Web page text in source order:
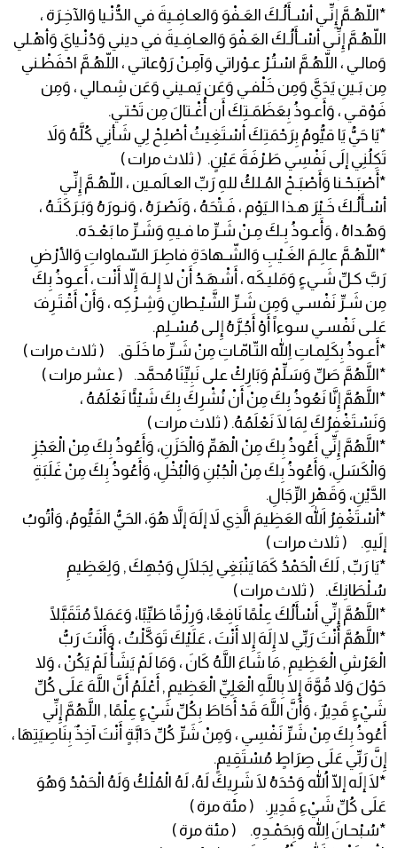
*اللّهُـمَّ إِنِّـي أسْـأَلُـكَ العَـفْوَ وَالعـافِـيةَ في الدُّنْـيا وَالآخِـرَة ،
اللّهُـمَّ إِنِّـي أسْـأَلُـكَ العَـفْوَ وَالعـافِـيةَ في ديني وَدُنْـيايَ وَأهْـلي
وَمالـي ، اللّهُـمَّ اسْتُـرْ عـوْراتي وَآمِـنْ رَوْعاتـي ، اللّهُـمَّ احْفَظْـني
مِن بَـينِ يَدَيَّ وَمِن خَلْفـي وَعَن يَمـيني وَعَن شِمـالي ، وَمِن
فَوْقـي ، وَأَعـوذُ بِعَظَمَـتِكَ أَن أُغْـتالَ مِن تَحْتـي.
*يَا حَيُّ يَا قيُّومُ بِرَحْمَتِكَ أسْتَغِيثُ أصْلِحْ لِي شَأنِي كُلَّهُ وَلاَ
تَكِلُنِي إلَى نَفْسِي طَـرْفَةَ عَيْنٍ. ( ثلاث مرات )
*أَصْبَـحْـنا وَأَصْبَـحْ المُـلكُ للهِ رَبِّ العـالَمـين ، اللّهُـمَّ إِنِّـي
أسْـأَلُـكَ خَـيْرَ هـذا الـيَوْم ، فَـتْحَهُ ، وَنَصْـرَهُ ، وَنـورَهُ وَبَـرَكَتَـهُ ،
وَهُـداهُ ، وَأَعـوذُ بِـكَ مِـنْ شَـرِّ ما فـيهِ وَشَـرِّ ما بَعْـدَه.
*اللّهُـمَّ عالِـمَ الغَـيْبِ وَالشّـهادَةِ فاطِـرَ السّماواتِ وَالأرْضِ
رَبَّ كـلِّ شَـيءٍ وَمَليـكَه ، أَشْهَـدُ أَنْ لا إِلـهَ إِلاّ أَنْت ، أَعـوذُ بِكَ
مِن شَـرِّ نَفْسـي وَمِن شَـرِّ الشَّيْـطانِ وَشِـرْكِه ، وَأَنْ أَقْتَـرِفَ
عَلـى نَفْسـي سوءاً أَوْ أَجُـرَّهُ إِلـى مُسْـلِم.
*أَعـوذُ بِكَلِمـاتِ اللّهِ التّـامّـاتِ مِنْ شَـرِّ ما خَلَـق. ( ثلاث مرات )
*اللَّهُمَّ صَلِّ وَسَلِّمْ وَبَارِكْ على نَبِيِّنَا مُحمَّد. ( عشر مرات )
*اللَّهُمَّ إِنَّا نَعُوذُ بِكَ مِنْ أَنْ نُشْرِكَ بِكَ شَيْئًا نَعْلَمُهُ ،
وَنَسْتَغْفِرُكَ لِمَا لَا نَعْلَمُهُ. ( ثلاث مرات )
*اللَّهُمَّ إِنِّي أَعُوذُ بِكَ مِنْ الْهَمِّ وَالْحَزَنِ، وَأَعُوذُ بِكَ مِنْ الْعَجْزِ
وَالْكَسَلِ، وَأَعُوذُ بِكَ مِنْ الْجُبْنِ وَالْبُخْلِ، وَأَعُوذُ بِكَ مِنْ غَلَبَةِ
الدَّيْنِ، وَقَهْرِ الرِّجَالِ.
*أسْتَغْفِرُ اللهَ العَظِيمَ الَّذِي لاَ إلَهَ إلاَّ هُوَ، الحَيُّ القَيُّومُ، وَأتُوبُ
إلَيهِ. ( ثلاث مرات )
*يَا رَبِّ , لَكَ الْحَمْدُ كَمَا يَنْبَغِي لِجَلَالِ وَجْهِكَ , وَلِعَظِيمِ
سُلْطَانِكَ. ( ثلاث مرات )
*اللَّهُمَّ إِنِّي أَسْأَلُكَ عِلْمًا نَافِعًا، وَرِزْقًا طَيِّبًا، وَعَمَلًا مُتَقَبَّلًا
*اللَّهُمَّ أَنْتَ رَبِّي لا إِلَهَ إِلا أَنْتَ ، عَلَيْكَ تَوَكَّلْتُ ، وَأَنْتَ رَبُّ
الْعَرْشِ الْعَظِيمِ , مَا شَاءَ اللَّهُ كَانَ ، وَمَا لَمْ يَشَأْ لَمْ يَكُنْ ، وَلا
حَوْلَ وَلا قُوَّةَ إِلا بِاللَّهِ الْعَلِيِّ الْعَظِيمِ , أَعْلَمُ أَنَّ اللَّهَ عَلَى كُلِّ
شَيْءٍ قَدِيرٌ ، وَأَنَّ اللَّهَ قَدْ أَحَاطَ بِكُلِّ شَيْءٍ عِلْمًا , اللَّهُمَّ إِنِّي
أَعُوذُ بِكَ مِنْ شَرِّ نَفْسِي ، وَمِنْ شَرِّ كُلِّ دَابَّةٍ أَنْتَ آخِذٌ بِنَاصِيَتِهَا ،
إِنَّ رَبِّي عَلَى صِرَاطٍ مُسْتَقِيمٍ.
*لَا إلَه إلّا اللهُ وَحْدَهُ لَا شَرِيكَ لَهُ، لَهُ الْمُلْكُ وَلَهُ الْحَمْدُ وَهُوَ
عَلَى كُلِّ شَيْءِ قَدِيرِ. ( مئة مرة )
*سُبْحـانَ اللهِ وَبِحَمْـدِهِ. ( مئة مرة )